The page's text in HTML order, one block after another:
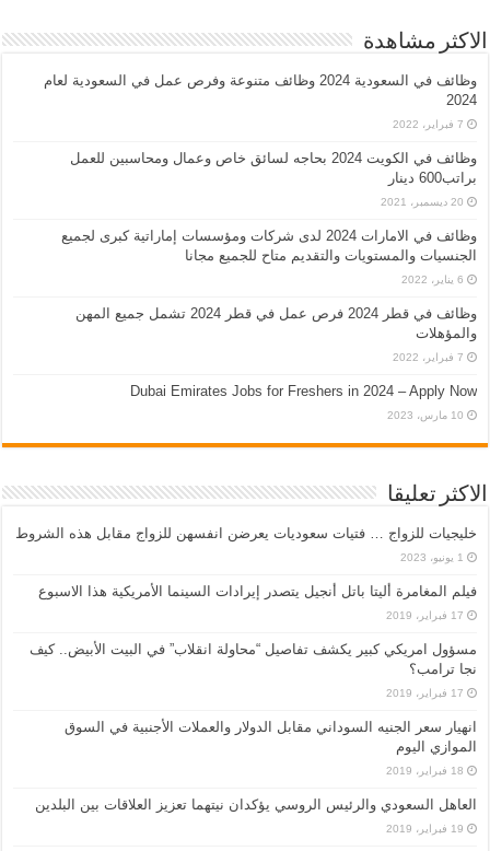
الاكثر مشاهدة
وظائف في السعودية 2024 وظائف متنوعة وفرص عمل في السعودية لعام
2024
7 فبراير، 2022
وظائف في الكويت 2024 بحاجه لسائق خاص وعمال ومحاسبين للعمل
براتب600 دينار
20 ديسمبر، 2021
وظائف في الامارات 2024 لدى شركات ومؤسسات إماراتية كبرى لجميع
الجنسيات والمستويات والتقديم متاح للجميع مجانا
6 يناير، 2022
وظائف في قطر 2024 فرص عمل في قطر 2024 تشمل جميع المهن
والمؤهلات
7 فبراير، 2022
Dubai Emirates Jobs for Freshers in 2024 – Apply Now
10 مارس، 2023
الاكثر تعليقا
خليجيات للزواج … فتيات سعوديات يعرضن انفسهن للزواج مقابل هذه الشروط
1 يونيو، 2023
فيلم المغامرة أليتا‭ ‬باتل أنجيل يتصدر إيرادات السينما الأمريكية هذا الاسبوع
17 فبراير، 2019
مسؤول امريكي كبير يكشف تفاصيل “محاولة انقلاب” في البيت الأبيض.. كيف
نجا ترامب؟
17 فبراير، 2019
انهيار سعر الجنيه السوداني مقابل الدولار والعملات الأجنبية في السوق
الموازي اليوم
18 فبراير، 2019
العاهل السعودي والرئيس الروسي يؤكدان نيتهما تعزيز العلاقات بين البلدين
19 فبراير، 2019